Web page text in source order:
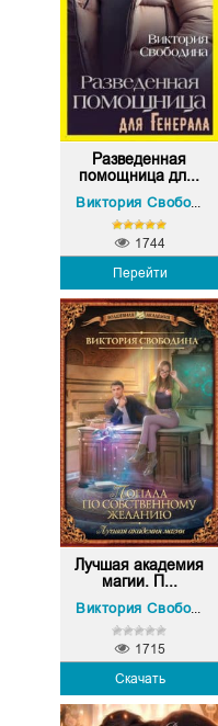
Разведенная
помощница дл...
Виктория Свободина
Перейти
1744
Лучшая академия
магии. П...
Виктория Свободина
Скачать
1715